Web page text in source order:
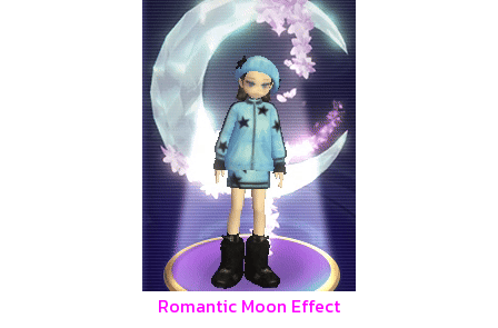
Romantic Moon Effect